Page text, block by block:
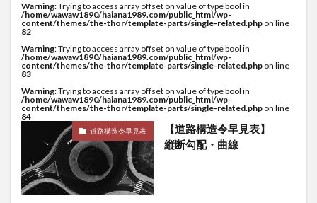
Warning: Trying to access array offset on value of type bool in
/home/wawaw1890/haiana1989.com/public_html/wp-
content/themes/the-thor/template-parts/single-related.php on line
82
Warning: Trying to access array offset on value of type bool in
/home/wawaw1890/haiana1989.com/public_html/wp-
content/themes/the-thor/template-parts/single-related.php on line
83
Warning: Trying to access array offset on value of type bool in
/home/wawaw1890/haiana1989.com/public_html/wp-
content/themes/the-thor/template-parts/single-related.php on line
84
道路構造令早見表
【道路構造令早見表】
縦断勾配・曲線